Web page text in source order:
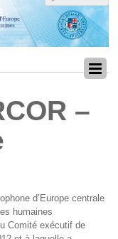
–
d’Europe centrale
humaines
Comité exécutif de